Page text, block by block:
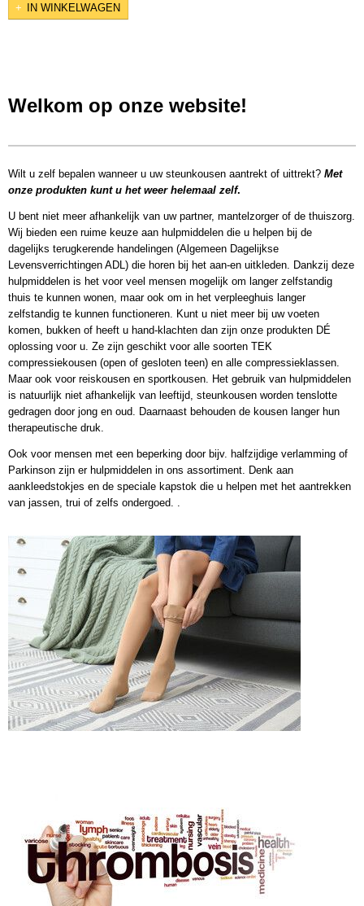
IN WINKELWAGEN
Welkom op onze website!
Wilt u zelf bepalen wanneer u uw steunkousen aantrekt of uittrekt? Met
onze produkten kunt u het weer helemaal zelf.
U bent niet meer afhankelijk van uw partner, mantelzorger of de thuiszorg.
Wij bieden een ruime keuze aan hulpmiddelen die u helpen bij de
dagelijks terugkerende handelingen (Algemeen Dagelijkse
Levensverrichtingen ADL) die horen bij het aan-en uitkleden. Dankzij deze
hulpmiddelen is het voor veel mensen mogelijk om langer zelfstandig
thuis te kunnen wonen, maar ook om in het verpleeghuis langer
zelfstandig te kunnen functioneren. Kunt u niet meer bij uw voeten
komen, bukken of heeft u hand-klachten dan zijn onze produkten DÉ
oplossing voor u. Ze zijn geschikt voor alle soorten TEK
compressiekousen (open of gesloten teen) en alle compressieklassen.
Maar ook voor reiskousen en sportkousen. Het gebruik van hulpmiddelen
is natuurlijk niet afhankelijk van leeftijd, steunkousen worden tenslotte
gedragen door jong en oud. Daarnaast behouden de kousen langer hun
therapeutische druk.
Ook voor mensen met een beperking door bijv. halfzijdige verlamming of
Parkinson zijn er hulpmiddelen in ons assortiment. Denk aan
aankleedstokjes en de speciale kapstok die u helpen met het aantrekken
van jassen, trui of zelfs ondergoed. .